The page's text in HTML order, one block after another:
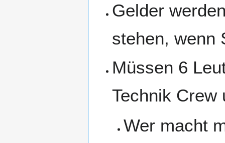
Gelder
stehen, wenn
Müssen 6
Technik Crew
Wer macht